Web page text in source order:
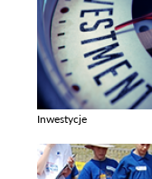
Inwestycje